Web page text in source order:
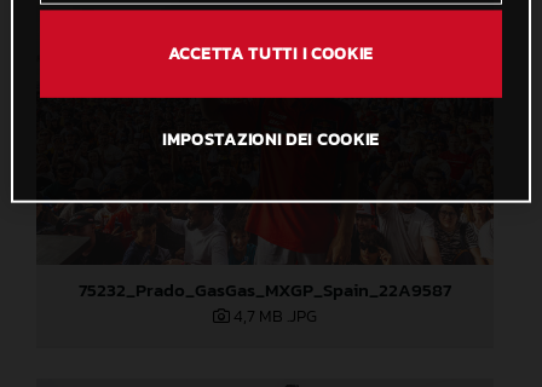
75232_Prado_GasGas_MXGP_Spain_22A9587
4,7 MB .JPG
ACCETTA TUTTI I COOKIE
IMPOSTAZIONI DEI COOKIE